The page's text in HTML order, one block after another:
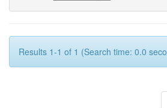
Results 1-1 of 1 (Search time: 0.0